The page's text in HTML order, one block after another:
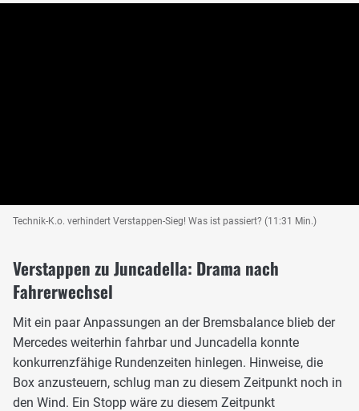
Technik-K.o. verhindert Verstappen-Sieg! Was ist passiert? (11:31 Min.)
Verstappen zu Juncadella: Drama nach
Fahrerwechsel
Mit ein paar Anpassungen an der Bremsbalance blieb der
Mercedes weiterhin fahrbar und Juncadella konnte
konkurrenzfähige Rundenzeiten hinlegen. Hinweise, die
Box anzusteuern, schlug man zu diesem Zeitpunkt noch in
den Wind. Ein Stopp wäre zu diesem Zeitpunkt